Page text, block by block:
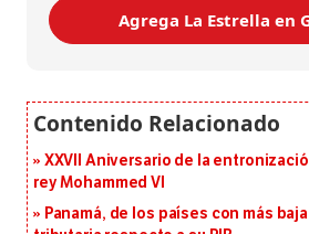
Agrega La Estrella en
XXVII Aniversario de la
rey Mohammed VI
Panamá, de los países con más